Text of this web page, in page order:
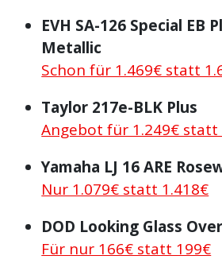
EVH SA-126 Special EB
Metallic
Schon für 1.469€ statt
Taylor 217e-BLK Plus
Angebot für 1.249€ statt
Yamaha LJ 16 ARE
Nur 1.079€ statt 1.418€
DOD Looking Glass
Für nur 166€ statt 199€